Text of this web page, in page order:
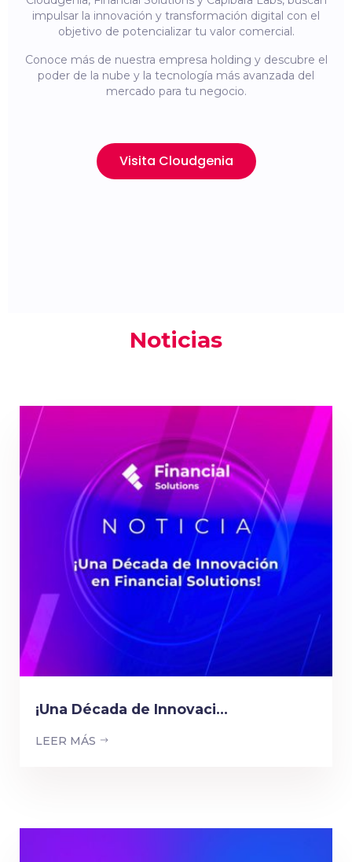
impulsar la innovación y transformación digital con el
objetivo de potencializar tu valor comercial.
Conoce más de nuestra empresa holding y descubre el
poder de la nube y la tecnología más avanzada del
mercado para tu negocio.
Visita Cloudgenia
Noticias
¡Una Década de Innovaci...
LEER MÁS